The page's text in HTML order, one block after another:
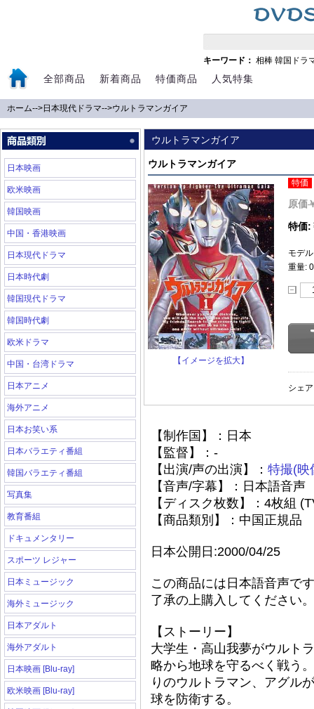
キーワード： 相棒 韓国ドラ
全部商品 新着商品 特価商品 人気特集
ホーム-->日本現代ドラマ-->ウルトラマンガイア
日本映画
欧米映画
韓国映画
中国・香港映画
日本現代ドラマ
日本時代劇
韓国現代ドラマ
韓国時代劇
欧米ドラマ
中国・台湾ドラマ
日本アニメ
海外アニメ
日本お笑い系
日本バラエティ番組
韓国バラエティ番組
写真集
教育番組
ドキュメンタリー
スポーツ レジャー
日本ミュージック
海外ミュージック
日本アダルト
海外アダルト
日本映画 [Blu-ray]
欧米映画 [Blu-ray]
ウルトラマンガイア
ウルトラマンガイア
【イメージを拡大】
特価
原価
特価:
モデ
重量:
シェ
【制作国】：日本
【監督】：-
【出演/声の出演】： 特撮(映
【音声/字幕】：日本語音声
【ディスク枚数】：4枚組
【商品類別】：中国正規品
日本公開日:2000/04/25
この商品には日本語音声で
了承の上購入してください。
【ストーリー】
大学生・高山我夢がウルト
略から地球を守るべく戦う
りのウルトラマン、アグル
球を防衛する。